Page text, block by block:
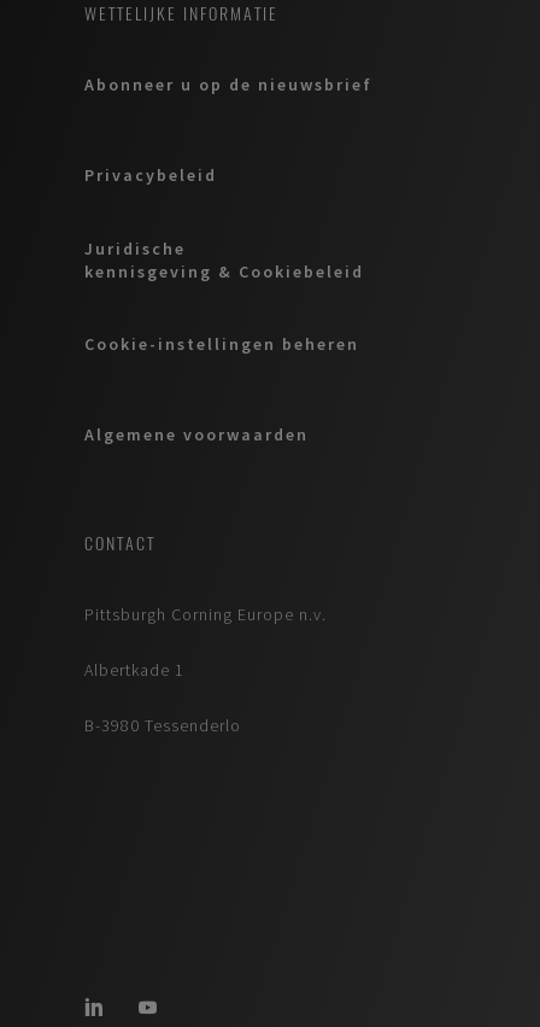
WETTELIJKE INFORMATIE
Abonneer u op de nieuwsbrief
Privacybeleid
Juridische
kennisgeving & Cookiebeleid
Cookie-instellingen beheren
Algemene voorwaarden
CONTACT
Pittsburgh Corning Europe n.v.
Albertkade 1
B-3980 Tessenderlo